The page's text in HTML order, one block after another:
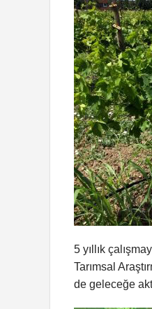
5 yıllık
Tarımsal
de geleceğe